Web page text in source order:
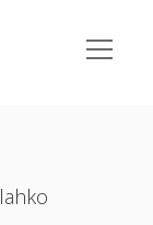
open
menu